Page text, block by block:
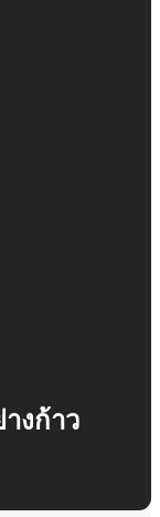
งก้าว